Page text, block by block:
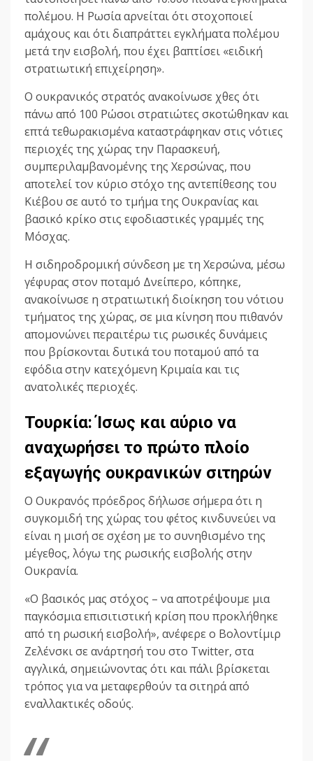
πολέμου. Η Ρωσία αρνείται ότι στοχοποιεί
αμάχους και ότι διαπράττει εγκλήματα πολέμου
μετά την εισβολή, που έχει βαπτίσει «ειδική
στρατιωτική επιχείρηση».
Ο ουκρανικός στρατός ανακοίνωσε χθες ότι
πάνω από 100 Ρώσοι στρατιώτες σκοτώθηκαν και
επτά τεθωρακισμένα καταστράφηκαν στις νότιες
περιοχές της χώρας την Παρασκευή,
συμπεριλαμβανομένης της Χερσώνας, που
αποτελεί τον κύριο στόχο της αντεπίθεσης του
Κιέβου σε αυτό το τμήμα της Ουκρανίας και
βασικό κρίκο στις εφοδιαστικές γραμμές της
Μόσχας.
Η σιδηροδρομική σύνδεση με τη Χερσώνα, μέσω
γέφυρας στον ποταμό Δνείπερο, κόπηκε,
ανακοίνωσε η στρατιωτική διοίκηση του νότιου
τμήματος της χώρας, σε μια κίνηση που πιθανόν
απομονώνει περαιτέρω τις ρωσικές δυνάμεις
που βρίσκονται δυτικά του ποταμού από τα
εφόδια στην κατεχόμενη Κριμαία και τις
ανατολικές περιοχές.
Τουρκία: Ίσως και αύριο να
αναχωρήσει το πρώτο πλοίο
εξαγωγής ουκρανικών σιτηρών
Ο Ουκρανός πρόεδρος δήλωσε σήμερα ότι η
συγκομιδή της χώρας του φέτος κινδυνεύει να
είναι η μισή σε σχέση με το συνηθισμένο της
μέγεθος, λόγω της ρωσικής εισβολής στην
Ουκρανία.
«Ο βασικός μας στόχος – να αποτρέψουμε μια
παγκόσμια επισιτιστική κρίση που προκλήθηκε
από τη ρωσική εισβολή», ανέφερε ο Βολοντίμιρ
Ζελένσκι σε ανάρτησή του στο Twitter, στα
αγγλικά, σημειώνοντας ότι και πάλι βρίσκεται
τρόπος για να μεταφερθούν τα σιτηρά από
εναλλακτικές οδούς.